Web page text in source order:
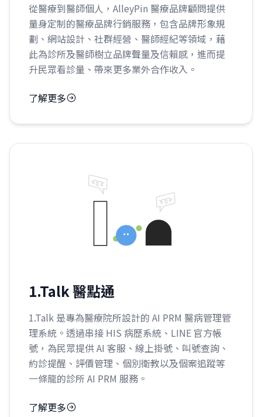
從醫療到醫師個人，AlleyPin 醫療品牌顧問提供
量身定制的醫療品牌行銷服務，包含品牌形象規
劃、網站設計、社群經營、醫師經紀等領域，藉
此為診所及醫師樹立品牌聲量及信賴感，進而提
升民眾看診量、帶來更多業外合作收入。
了解更多
1.Talk 醫點通
1.Talk 是專為醫療院所設計的 AI PRM 醫病管理管
理系統。透過串接 HIS 病歷系統、LINE 官方帳
號，為民眾提供 AI 客服、線上掛號、叫號查詢、
約診提醒、評價管理、個別衛教以及個案追蹤等
一條龍的診所 AI PRM 服務。
了解更多